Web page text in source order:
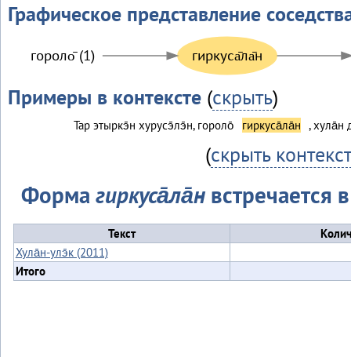
Графическое представление
гиркуса̄ла̄н
гороло̄ (1)
Примеры в контексте(скрыть)
Тар этыркэ̄н хурусэ̄лэ̄н, гороло̄ гиркуса̄ла̄н , хула̄н
(скрыть контекст
Формагиркуса̄ла̄н встречается
Текст
Хула̄н-улэ̄к (2011)
Итого